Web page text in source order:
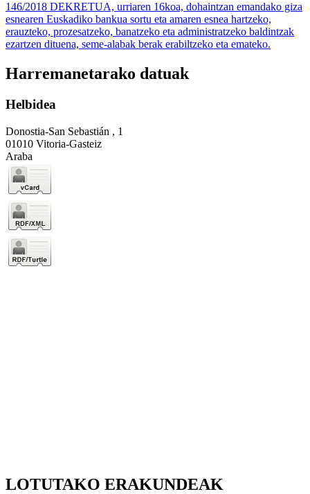
146/2018 DEKRETUA, urriaren 16koa, dohaintzan emandako giza
esnearen Euskadiko bankua sortu eta amaren esnea hartzeko,
erauzteko, prozesatzeko, banatzeko eta administratzeko baldintzak
ezartzen dituena, seme-alabak berak erabiltzeko eta emateko.
Harremanetarako datuak
Helbidea
Donostia-San Sebastián , 1
01010 Vitoria-Gasteiz
Araba
LOTUTAKO ERAKUNDEAK